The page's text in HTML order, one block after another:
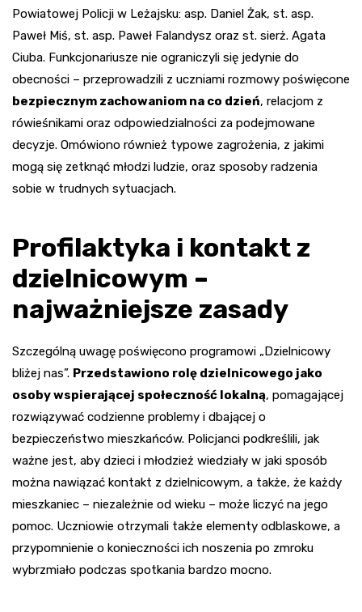
Powiatowej Policji w Leżajsku: asp. Daniel Żak, st. asp.
Paweł Miś, st. asp. Paweł Falandysz oraz st. sierż. Agata
Ciuba. Funkcjonariusze nie ograniczyli się jedynie do
obecności – przeprowadzili z uczniami rozmowy poświęcone
bezpiecznym zachowaniom na co dzień, relacjom z
rówieśnikami oraz odpowiedzialności za podejmowane
decyzje. Omówiono również typowe zagrożenia, z jakimi
mogą się zetknąć młodzi ludzie, oraz sposoby radzenia
sobie w trudnych sytuacjach.
Profilaktyka i kontakt z
dzielnicowym –
najważniejsze zasady
Szczególną uwagę poświęcono programowi „Dzielnicowy
bliżej nas”. Przedstawiono rolę dzielnicowego jako
osoby wspierającej społeczność lokalną, pomagającej
rozwiązywać codzienne problemy i dbającej o
bezpieczeństwo mieszkańców. Policjanci podkreślili, jak
ważne jest, aby dzieci i młodzież wiedziały w jaki sposób
można nawiązać kontakt z dzielnicowym, a także, że każdy
mieszkaniec – niezależnie od wieku – może liczyć na jego
pomoc. Uczniowie otrzymali także elementy odblaskowe, a
przypomnienie o konieczności ich noszenia po zmroku
wybrzmiało podczas spotkania bardzo mocno.